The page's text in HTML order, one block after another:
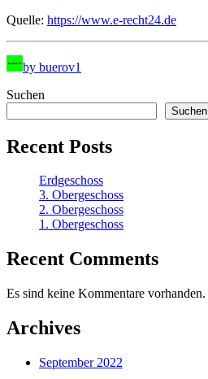
Quelle: https://www.e-recht24.de
by buerov1
Suchen
Suchen
Recent Posts
Erdgeschoss
3. Obergeschoss
2. Obergeschoss
1. Obergeschoss
Recent Comments
Es sind keine Kommentare vorhanden.
Archives
September 2022